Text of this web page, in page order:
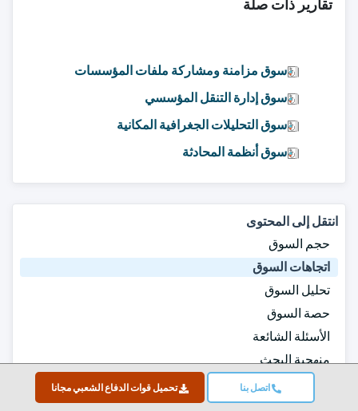
اتصل بنا تحميل قوات الدفاع الشعبي مجانا
تقارير ذات صلة
سوق مزامنة ومشاركة ملفات المؤسسات
سوق إدارة التنقل المؤسسي
سوق التحليلات الجغرافية المكانية
سوق أنظمة المحادثة
انتقل إلى المحتوى
حجم السوق
اتجاهات السوق
تحليل السوق
حصة السوق
الأسئلة الشائعة
منهجية البحث
تقارير ذات صلة